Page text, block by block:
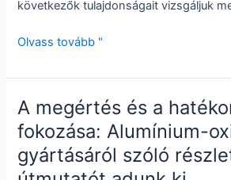
következők tulajdonságait vizsgáljuk
Rekristályosított
Szilícium-
karbid:
Nagy
teljesítményű
anyag
igényes
Olvass tovább "
A megértés és a
fokozása: Alumínium-
gyártásáról szóló